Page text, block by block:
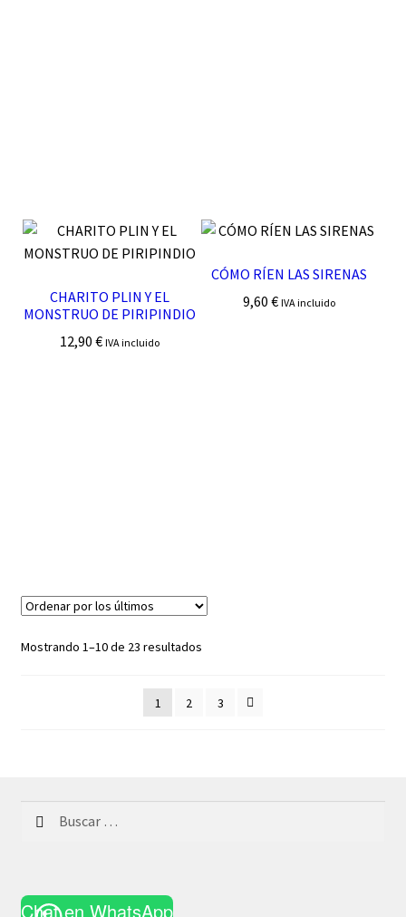
CHARITO PLIN Y EL
MONSTRUO DE PIRIPINDIO
12,90€ IVA incluido
CÓMO RÍEN LAS SIRENAS
9,60 € IVA incluido
Mostrando 1–10 de 23 resultadosOrdenado
últimos
1 2 3
Chat en WhatsApp